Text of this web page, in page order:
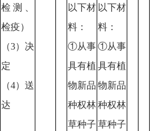
检测、
检疫）
（3）决
定
（4）送
达
以下材
料：
①从事
具有植
物新品
种权林
草种子
以下材
料：
①从事
具有植
物新品
种权林
草种子